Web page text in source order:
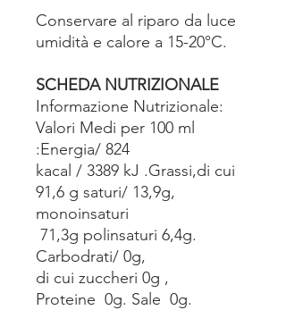
Conservare al riparo da luce
umidità e calore a 15-20°C.
SCHEDA NUTRIZIONALE
Informazione Nutrizionale:
Valori Medi per 100 ml
:Energia/ 824
kacal / 3389 kJ .Grassi,di cui
91,6 g saturi/ 13,9g,
monoinsaturi
71,3g polinsaturi 6,4g.
Carbodrati/ 0g,
di cui zuccheri 0g ,
Proteine 0g. Sale 0g.